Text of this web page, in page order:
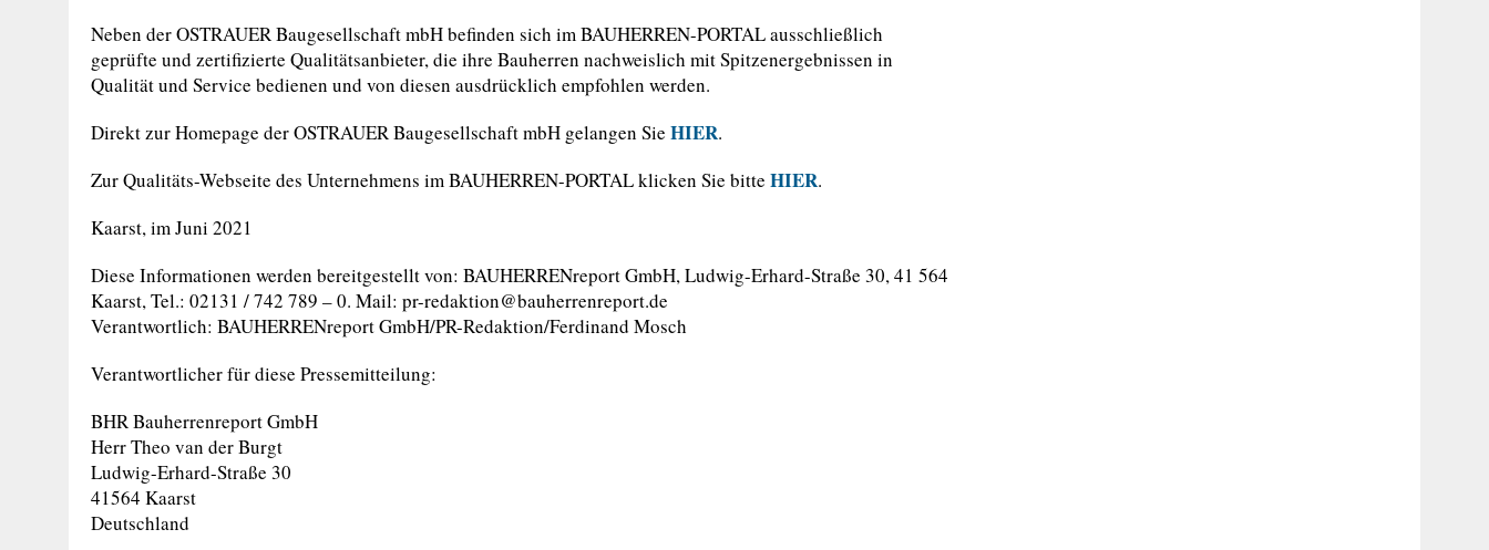
Neben der OSTRAUER Baugesellschaft mbH befinden sich im BAUHERREN-PORTAL ausschließlich
geprüfte und zertifizierte Qualitätsanbieter, die ihre Bauherren nachweislich mit Spitzenergebnissen in
Qualität und Service bedienen und von diesen ausdrücklich empfohlen werden.
Direkt zur Homepage der OSTRAUER Baugesellschaft mbH gelangen Sie HIER.
Zur Qualitäts-Webseite des Unternehmens im BAUHERREN-PORTAL klicken Sie bitte HIER.
Kaarst, im Juni 2021
Diese Informationen werden bereitgestellt von: BAUHERRENreport GmbH, Ludwig-Erhard-Straße 30, 41 564
Kaarst, Tel.: 02131 / 742 789 – 0. Mail: pr-redaktion@bauherrenreport.de
Verantwortlich: BAUHERRENreport GmbH/PR-Redaktion/Ferdinand Mosch
Verantwortlicher für diese Pressemitteilung:
BHR Bauherrenreport GmbH
Herr Theo van der Burgt
Ludwig-Erhard-Straße 30
41564 Kaarst
Deutschland